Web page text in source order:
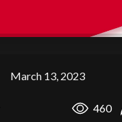
March 13, 2023
460